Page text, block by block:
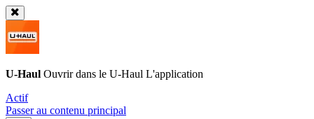
U-Haul Ouvrir dans le U-Haul L'application
Actif
Passer au contenu principal